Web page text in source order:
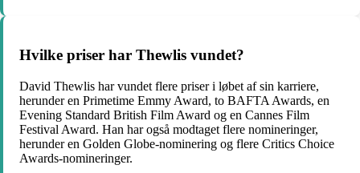
Hvilke priser har Thewlis vundet?
David Thewlis har vundet flere priser i løbet af sin karriere,
herunder en Primetime Emmy Award, to BAFTA Awards, en
Evening Standard British Film Award og en Cannes Film
Festival Award. Han har også modtaget flere nomineringer,
herunder en Golden Globe-nominering og flere Critics Choice
Awards-nomineringer.